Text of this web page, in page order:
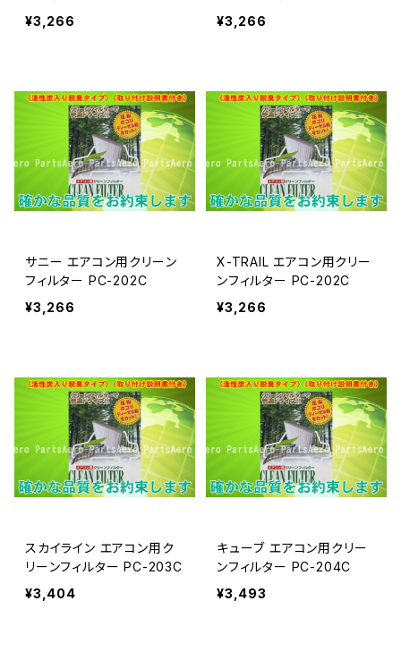
¥3,266
2C
¥3,266
サニー エアコン用クリーン
フィルター PC-202C
¥3,266
X-TRAIL エアコン用クリー
ンフィルター PC-202C
¥3,266
スカイライン エアコン用ク
リーンフィルター PC-203C
¥3,404
キューブ エアコン用クリー
ンフィルター PC-204C
¥3,493